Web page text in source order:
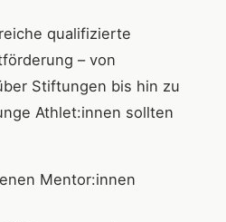
qualifizierte
– von
Stiftungen bis hin zu
Athlet:innen sollten
Mentor:innen